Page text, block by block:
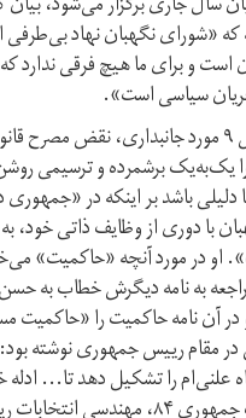
«شورای نگهبان نهاد بی‌طرفی
و برای ما هیچ فرقی ندارد
سیاسی است».
کروبی در نامه‌اش ۹ مورد جانبداری، نقض
یک‌به‌یک برشمرده و ترسیمی
دلیلی باشد بر اینکه در
با دوری از وظایف ذاتی خود،
او در مورد آنچه «حاکمیت»
به نامه‌ دیگرش خطاب به حسن
آن نامه حاکمیت را «حاکمیت
مقام رییس جمهوری نوشته
علنی‌ام را تشکیل دهد تا...